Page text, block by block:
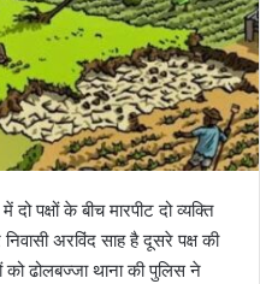
पक्षों के बीच मारपीट दो व्यक्ति
अरविंद साह है दूसरे पक्ष की
ढोलबज्जा थाना की पुलिस ने